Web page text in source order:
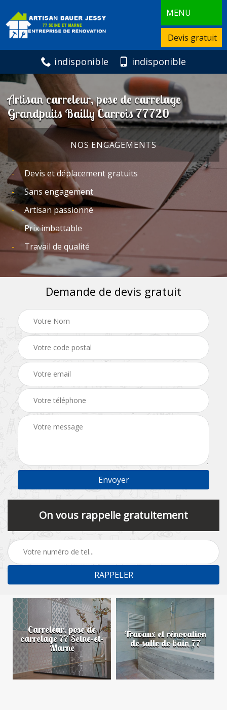
MENU
Devis gratuit
indisponible indisponible
Artisan carreleur, pose de carrelage
Grandpuits Bailly Carrois 77720
NOS ENGAGEMENTS
Devis et déplacement gratuits
Sans engagement
Artisan passionné
Prix imbattable
Travail de qualité
Demande de devis gratuit
On vous rappelle gratuitement
Carreleur, pose de
carrelage 77 Seine-et-
Marne
Travaux et rénovation
de salle de bain 77